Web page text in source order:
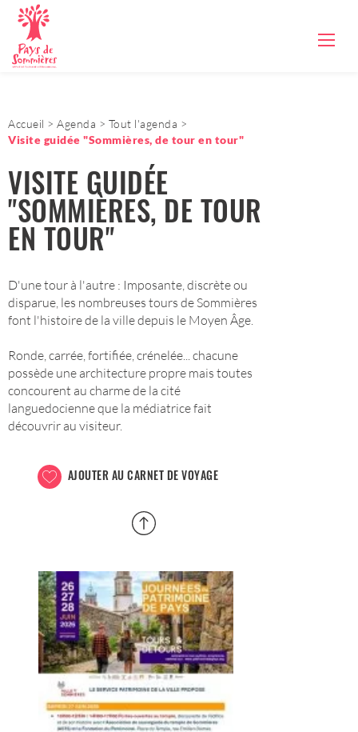
Accueil Agenda
Tout l'agenda
Visite guidée "Sommières, de tour en tour"
VISITE GUIDÉE
"SOMMIÈRES, DE TOUR
EN TOUR"
D'une tour à l'autre : Imposante, discrète ou
disparue, les nombreuses tours de Sommières
font l'histoire de la ville depuis le Moyen Âge.
Ronde, carrée, fortifiée, crénelée... chacune
possède une architecture propre mais toutes
concourent au charme de la cité
languedocienne que la médiatrice fait
découvrir au visiteur.
AJOUTER AU CARNET DE VOYAGE